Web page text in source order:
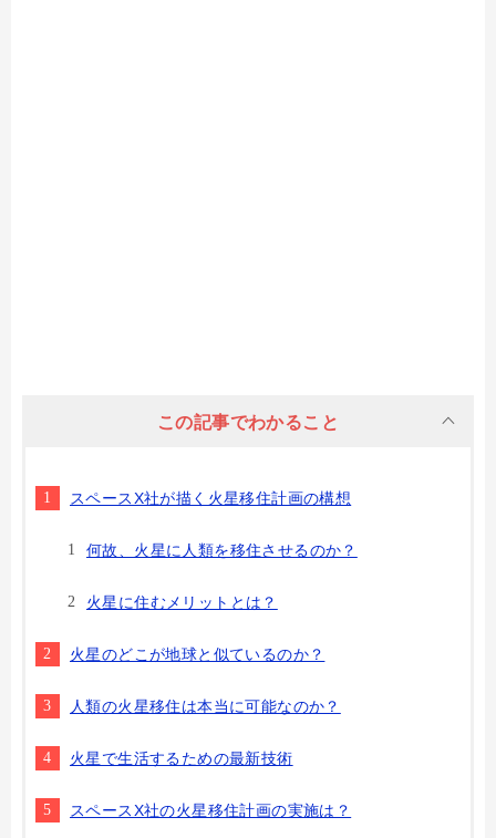
この記事でわかること
スペースX社が描く火星移住計画の構想
何故、火星に人類を移住させるのか？
火星に住むメリットとは？
火星のどこが地球と似ているのか？
人類の火星移住は本当に可能なのか？
火星で生活するための最新技術
スペースX社の火星移住計画の実施は？